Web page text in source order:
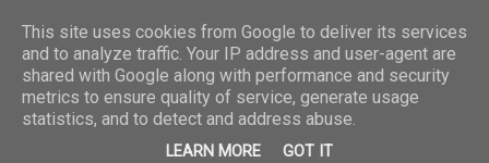
REPORTAZ NET
This site uses cookies from Google to deliver its services
and to analyze traffic. Your IP address and user-agent are
shared with Google along with performance and security
metrics to ensure quality of service, generate usage
statistics, and to detect and address abuse.
LEARN MORE GOT IT